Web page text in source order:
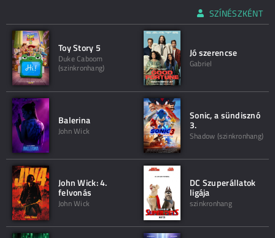
SZÍNÉSZKÉNT
Toy Story 5
Duke Caboom
(szinkronhang)
Jó szerencse
Gabriel
Balerina
John Wick
Sonic, a sündisznó
3.
Shadow (szinkronhang)
John Wick: 4.
felvonás
John Wick
DC Szuperállatok
ligája
szinkronhang